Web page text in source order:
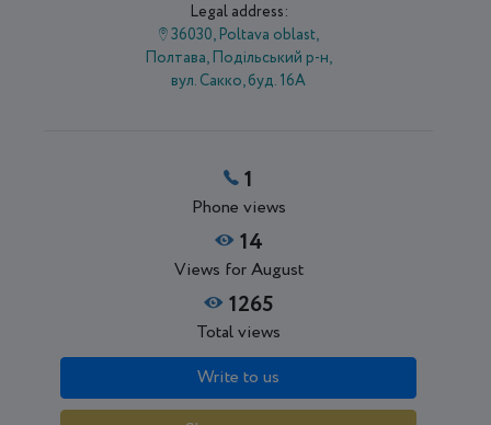
Legal address:
36030, Poltava oblast,
Полтава, Подільський р-н,
вул. Сакко, буд. 16А
1
Phone views
14
Views for August
1265
Total views
Write to us